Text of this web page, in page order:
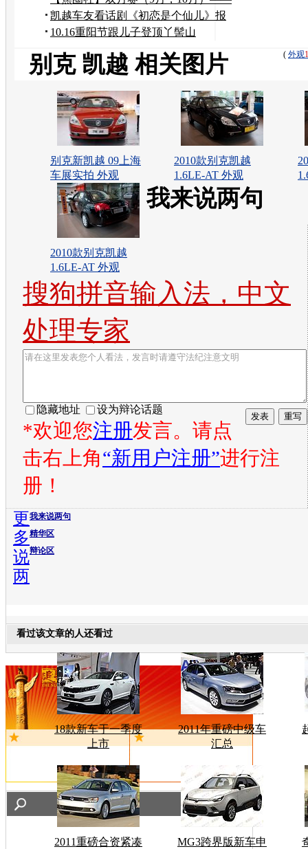
映秋
凯越车友看话剧《初恋是个仙儿》报
道
10.16重阳节跟儿子登顶丫髻山
( 外观
别克 凯越 相关图片
别克新凯越 09上海
车展实拍 外观
2010款别克凯越
1.6LE-AT 外观
2010款别克凯越
1.6LE-AT 外观
我来说两句
搜狗拼音输入法，中文
处理专家
隐藏地址 设为辩论话题
*欢迎您注册发言。请点
击右上角“新用户注册”进行注
册！
我来说两句
精华区
辩论区
更
多
说
两
看过该文章的人还看过
18款新车于一季度
上市
2011年重磅中级车
汇总
2011重磅合资紧凑
MG3跨界版新车申